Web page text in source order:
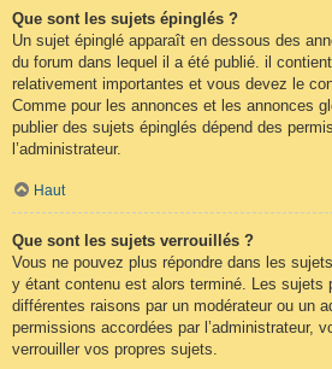
Que sont les sujets épinglés ?
Un sujet épinglé apparaît en dessous des
du forum dans lequel il a été publié. il
relativement importantes et vous devez le
Comme pour les annonces et les annonces
publier des sujets épinglés dépend des
l’administrateur.
Haut
Que sont les sujets verrouillés ?
Vous ne pouvez plus répondre dans les
y étant contenu est alors terminé. Les sujets
différentes raisons par un modérateur ou un
permissions accordées par l’administrateur,
verrouiller vos propres sujets.